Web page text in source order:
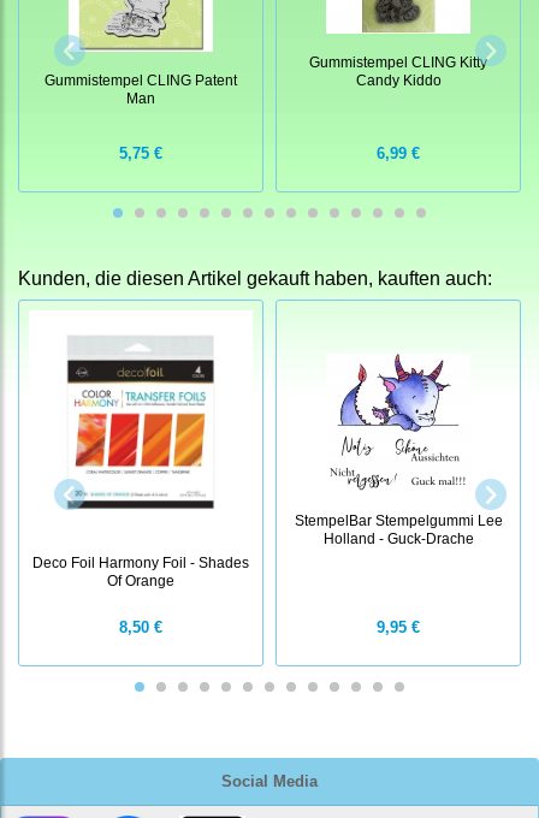
Social Media
Gummistempel CLING Patent
Man
5,75 €
Gummistempel CLING Kitty
Candy Kiddo
6,99 €
Kunden, die diesen Artikel gekauft haben, kauften auch:
Deco Foil Harmony Foil - Shades
Of Orange
8,50 €
StempelBar Stempelgummi Lee
Holland - Guck-Drache
9,95 €